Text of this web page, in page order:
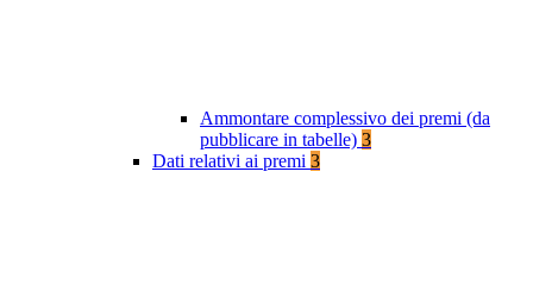
Ammontare complessivo dei premi (da
pubblicare in tabelle) 3
Dati relativi ai premi 3